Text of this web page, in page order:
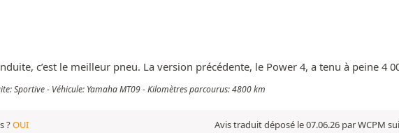
c’est le meilleur pneu. La version précédente, le Power 4, a tenu à peine 4
Sportive - Véhicule: Yamaha MT09 - Kilomètres parcourus: 4800 km
Avis traduit déposé le 07.06.26 par WCPM
?OUI